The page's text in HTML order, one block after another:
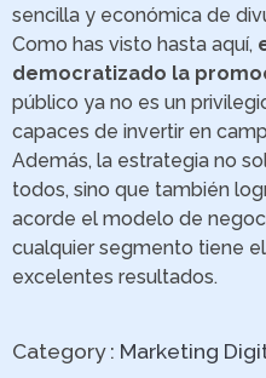
sencilla y económica de
Como has visto hasta aquí,
democratizado la
público ya no es un
capaces de invertir en
Además, la estrategia no
todos, sino que también
acorde el modelo de
cualquier segmento tiene
excelentes resultados.
Category : Marketing